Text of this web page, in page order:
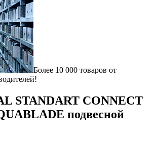
Более 10 000 товаров от
STANDART CONNECT
подвесной